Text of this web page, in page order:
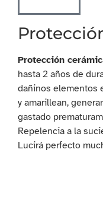
Protección
hasta 2 años de
dañinos elementos
y amarillean,
gastado
Repelencia a la
Lucirá perfecto